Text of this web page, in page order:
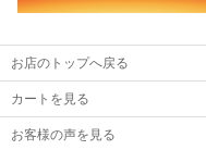
お店のトップへ戻る
カートを見る
お客様の声を見る